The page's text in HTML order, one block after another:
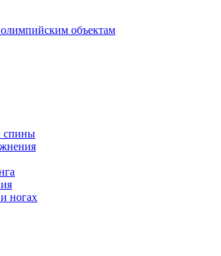
объектам
спины
ногах